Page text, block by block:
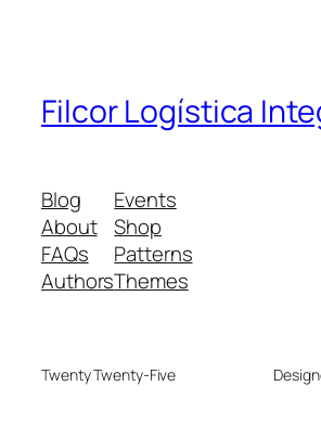
Filcor Logística
Blog
About
FAQs
Authors
Events
Shop
Patterns
Themes
Twenty Twenty-Five